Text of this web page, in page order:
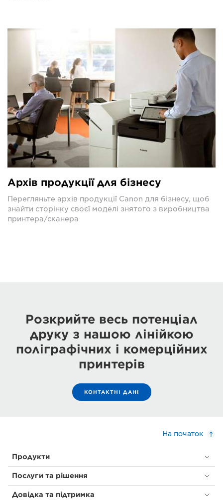
Архів продукції для бізнесу
Перегляньте архів продукції Canon для бізнесу, щоб
знайти сторінку своєї моделі знятого з виробництва
принтера/сканера
Розкрийте весь потенціал
друку з нашою лінійкою
поліграфічних і комерційних
принтерів
КОНТАКТНІ ДАНІ
На початок
Продукти
Послуги та рішення
Довідка та підтримка